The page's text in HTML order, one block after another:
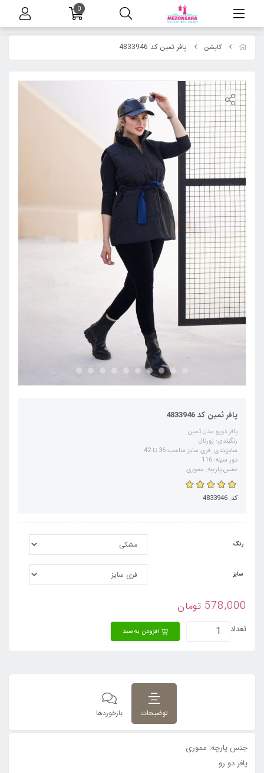
کاپشن پافر ثمین کد 4833946
پافر ثمین کد 4833946
پافر دورو مدل ثمین
رنگبندی: ژورنال
سایزبندی: فری سایز مناسب 36 تا 42
دور سینه: 116
جنس پارچه: مموری
کد: 4833946
رنگ
سایز
578,000 تومان
تعداد افزودن به سبد
توضیحات بازخوردها
جنس پارچه: مموری
پافر دو رو
0